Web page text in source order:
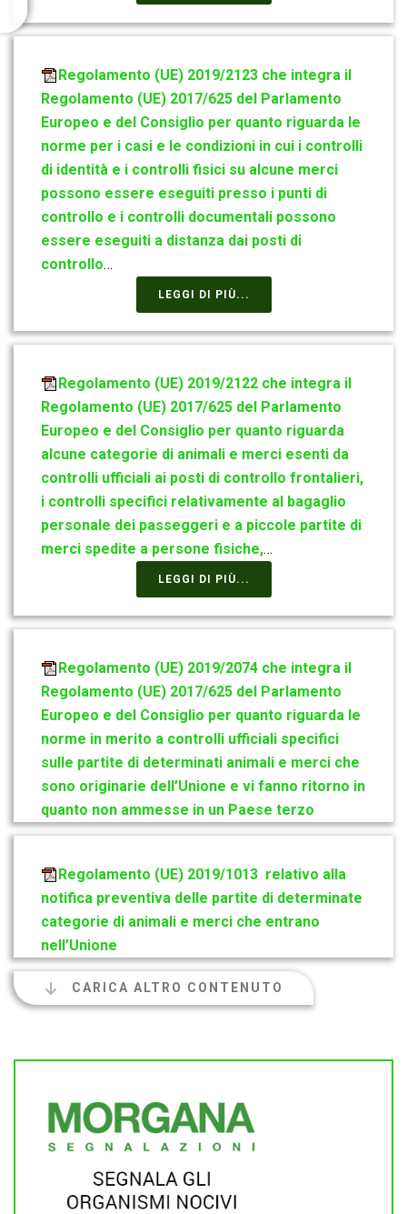
Regolamento (UE) 2019/2123 che integra il
Regolamento (UE) 2017/625 del Parlamento
Europeo e del Consiglio per quanto riguarda le
norme per i casi e le condizioni in cui i controlli
di identità e i controlli fisici su alcune merci
possono essere eseguiti presso i punti di
controllo e i controlli documentali possono
essere eseguiti a distanza dai posti di
controllo…
LEGGI DI PIÙ...
Regolamento (UE) 2019/2122 che integra il
Regolamento (UE) 2017/625 del Parlamento
Europeo e del Consiglio per quanto riguarda
alcune categorie di animali e merci esenti da
controlli ufficiali ai posti di controllo frontalieri,
i controlli specifici relativamente al bagaglio
personale dei passeggeri e a piccole partite di
merci spedite a persone fisiche,…
LEGGI DI PIÙ...
Regolamento (UE) 2019/2074 che integra il
Regolamento (UE) 2017/625 del Parlamento
Europeo e del Consiglio per quanto riguarda le
norme in merito a controlli ufficiali specifici
sulle partite di determinati animali e merci che
sono originarie dell’Unione e vi fanno ritorno in
quanto non ammesse in un Paese terzo
Regolamento (UE) 2019/1013 relativo alla
notifica preventiva delle partite di determinate
categorie di animali e merci che entrano
nell’Unione
CARICA ALTRO CONTENUTO